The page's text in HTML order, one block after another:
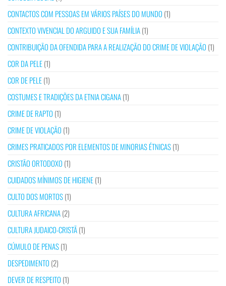
CONTACTOS COM PESSOAS EM VÁRIOS PAÍSES DO MUNDO (1)
CONTEXTO VIVENCIAL DO ARGUIDO E SUA FAMÍLIA(1)
CONTRIBUIÇÃO DA OFENDIDA PARA A REALIZAÇÃO DO CRIME DE VIOLAÇÃO (1)
COR DA PELE(1)
COR DE PELE(1)
COSTUMES E TRADIÇÕES DA ETNIA CIGANA(1)
CRIME DE RAPTO (1)
CRIME DE VIOLAÇÃO (1)
CRIMES PRATICADOS POR ELEMENTOS DE MINORIAS ÉTNICAS(1)
CRISTÃO ORTODOXO (1)
CUIDADOS MÍNIMOS DE HIGIENE(1)
CULTO DOS MORTOS(1)
CULTURA AFRICANA(2)
CULTURA JUDAICO-CRISTÃ(1)
CÚMULO DE PENAS(1)
DESPEDIMENTO (2)
DEVER DE RESPEITO (1)